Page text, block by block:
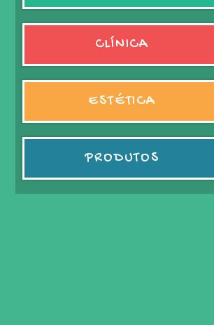
CLÍNICA
ESTÉTICA
PRODUTOS